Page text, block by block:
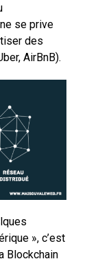
se prive
des
AirBnB).
», c’est
Blockchain